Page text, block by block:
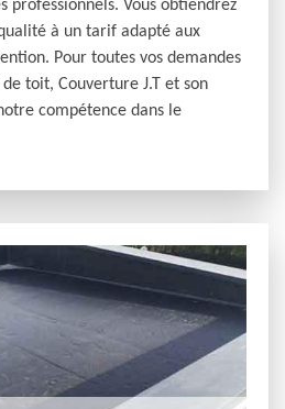
professionnels. Vous obtiendrez
à un tarif adapté aux
Pour toutes vos demandes
toit, Couverture J.T et son
compétence dans le